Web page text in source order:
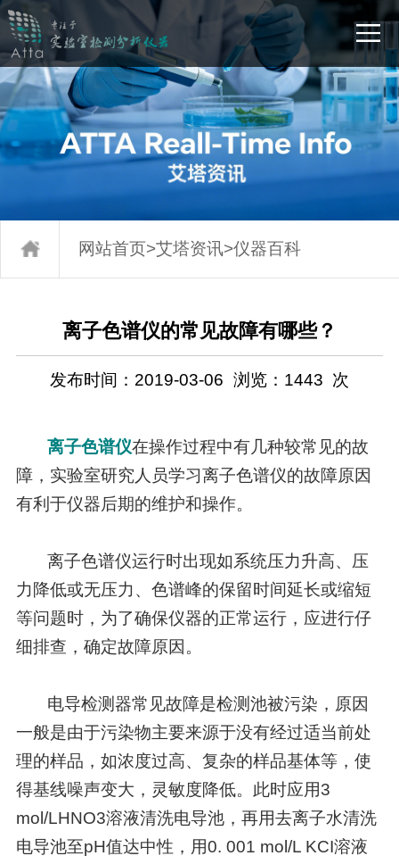
网站首页>艾塔资讯>仪器百科
离子色谱仪的常见故障有哪些？
发布时间：2019-03-06 浏览： 1443 次
离子色谱仪在操作过程中有几种较常见的故
障，实验室研究人员学习离子色谱仪的故障原因
有利于仪器后期的维护和操作。
离子色谱仪运行时出现如系统压力升高、压
力降低或无压力、色谱峰的保留时间延长或缩短
等问题时，为了确保仪器的正常运行，应进行仔
细排查，确定故障原因。
电导检测器常见故障是检测池被污染，原因
一般是由于污染物主要来源于没有经过适当前处
理的样品，如浓度过高、复杂的样品基体等，使
得基线噪声变大，灵敏度降低。此时应用3
mol/LHNO3溶液清洗电导池，再用去离子水清洗
电导池至pH值达中性，用0. 001 mol/L KCI溶液